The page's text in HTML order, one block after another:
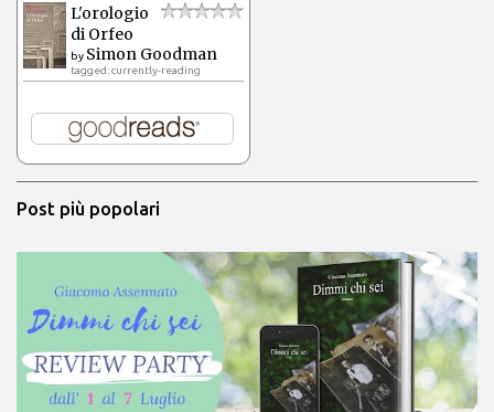
L'orologio
di Orfeo
by Simon Goodman
tagged: currently-reading
Post più popolari